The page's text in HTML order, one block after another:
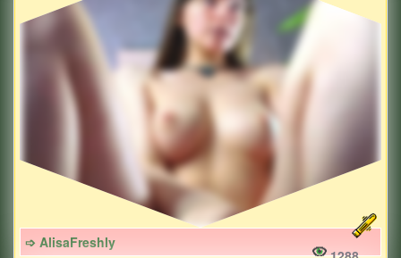
➩ AlisaFreshly